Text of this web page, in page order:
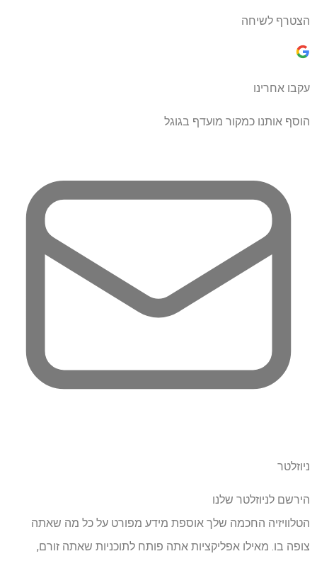
הצטרף לשיחה
עקבו אחרינו
הוסף אותנו כמקור מועדף בגוגל
ניוזלטר
הירשם לניוזלטר שלנו
הטלוויזיה החכמה שלך אוספת מידע מפורט על כל מה שאתה
צופה בו. מאילו אפליקציות אתה פותח לתוכניות שאתה זורם,